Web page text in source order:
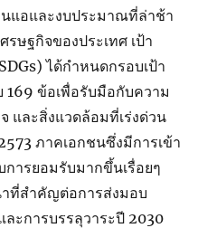
แอและงบประมาณที่ล่าช้า
รษฐกิจของประเทศ เป้า
ได้กำหนดกรอบเป้า
169 ข้อเพื่อรับมือกับความ
และสิ่งแวดล้อมที่เร่งด่วน
ภาคเอกชนซึ่งมีการเข้า
การยอมรับมากขึ้นเรื่อยๆ
ที่สำคัญต่อการส่งมอบ
ะการบรรลุวาระปี 2030